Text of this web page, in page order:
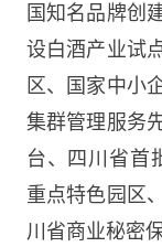
国知名品牌创
设白酒产业试
区、国家中小
集群管理服务
台、四川省首
重点特色园区
川省商业秘密